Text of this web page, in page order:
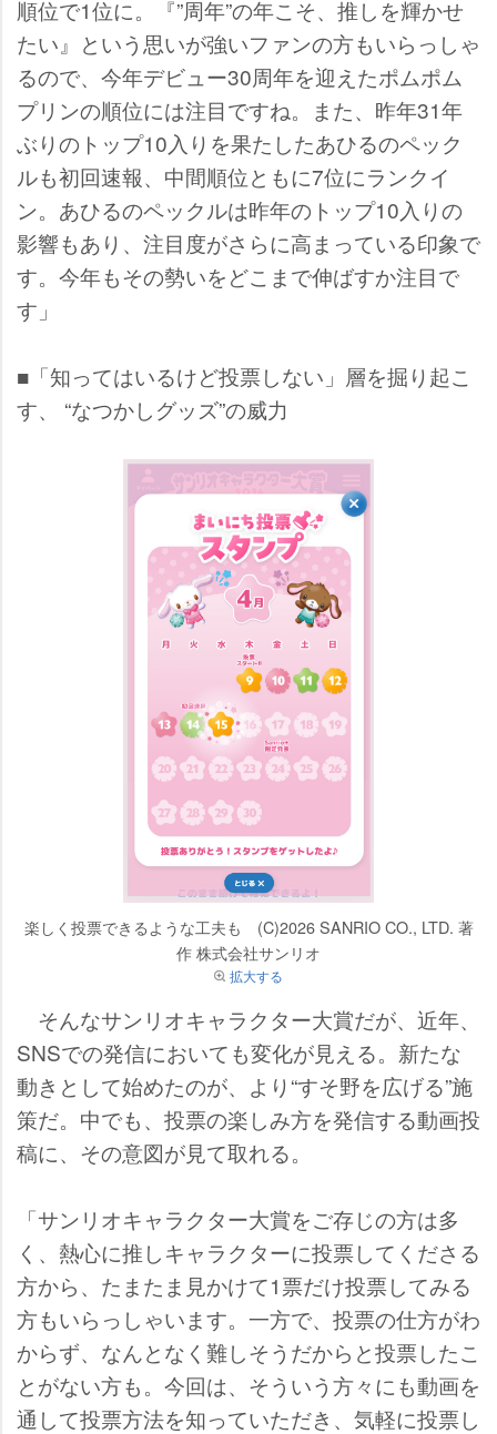
順位で1位に。『”周年”の年こそ、推しを輝かせ
たい』という思いが強いファンの方もいらっしゃ
るので、今年デビュー30周年を迎えたポムポム
プリンの順位には注目ですね。また、昨年31年
ぶりのトップ10入りを果たしたあひるのペック
ルも初回速報、中間順位ともに7位にランクイ
ン。あひるのペックルは昨年のトップ10入りの
影響もあり、注目度がさらに高まっている印象で
す。今年もその勢いをどこまで伸ばすか注目で
す」
■「知ってはいるけど投票しない」層を掘り起こ
す、 “なつかしグッズ”の威力
楽しく投票できるような工夫も (C)2026 SANRIO CO., LTD. 著
作 株式会社サンリオ
拡大する
そんなサンリオキャラクター大賞だが、近年、
SNSでの発信においても変化が見える。新たな
動きとして始めたのが、より“すそ野を広げる”施
策だ。中でも、投票の楽しみ方を発信する動画投
稿に、その意図が見て取れる。
「サンリオキャラクター大賞をご存じの方は多
く、熱心に推しキャラクターに投票してくださる
方から、たまたま見かけて1票だけ投票してみる
方もいらっしゃいます。一方で、投票の仕方がわ
からず、なんとなく難しそうだからと投票したこ
とがない方も。今回は、そういう方々にも動画を
通して投票方法を知っていただき、気軽に投票し